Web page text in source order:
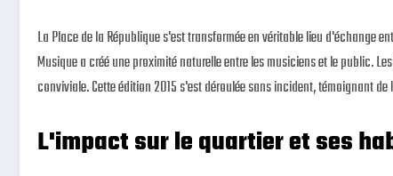
La Place de la République s'est transformée en véritable lieu d'échange
Musique a créé une proximité naturelle entre les musiciens et le public.
conviviale. Cette édition 2015 s'est déroulée sans incident, témoignant
L'impact sur le quartier et ses